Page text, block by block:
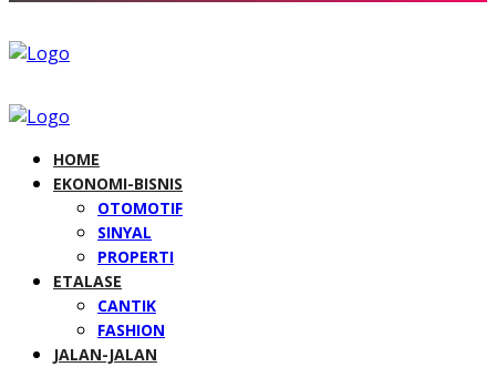
HOME
EKONOMI-BISNIS
OTOMOTIF
SINYAL
PROPERTI
ETALASE
CANTIK
FASHION
JALAN-JALAN